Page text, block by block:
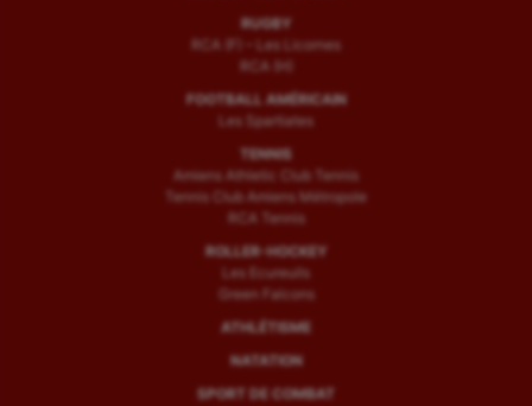
RUGBY
RCA (F) – Les Licornes
RCA (H)
FOOTBALL AMÉRICAIN
Les Spartiates
TENNIS
Amiens Athletic Club Tennis
Tennis Club Amiens Métropole
RCA Tennis
ROLLER-HOCKEY
Les Ecureuils
Green Falcons
ATHLÉTISME
NATATION
SPORT DE COMBAT